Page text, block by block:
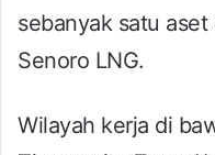
sebanyak satu
Senoro LNG.
Wilayah kerja di